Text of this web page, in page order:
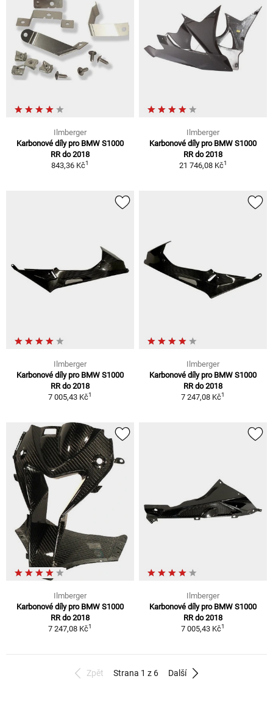
Ilmberger
Karbonové díly pro BMW S1000
RR do 2018
843,36 Kč1
Ilmberger
Karbonové díly pro BMW S1000
RR do 2018
21 746,08 Kč1
Ilmberger
Karbonové díly pro BMW S1000
RR do 2018
7 005,43 Kč1
Ilmberger
Karbonové díly pro BMW S1000
RR do 2018
7 247,08 Kč1
Ilmberger
Karbonové díly pro BMW S1000
RR do 2018
7 247,08 Kč1
Ilmberger
Karbonové díly pro BMW S1000
RR do 2018
7 005,43 Kč1
Zpět Strana 1 z 6 Další